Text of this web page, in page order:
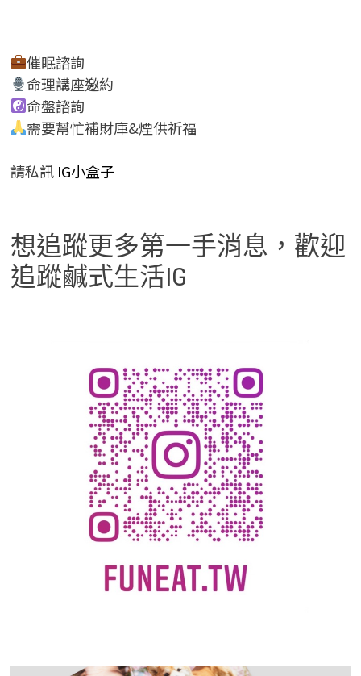
催眠諮詢
命理講座邀約
命盤諮詢
需要幫忙補財庫&煙供祈福
請私訊IG小盒子
想追蹤更多第一手消息，歡迎
追蹤鹹式生活IG